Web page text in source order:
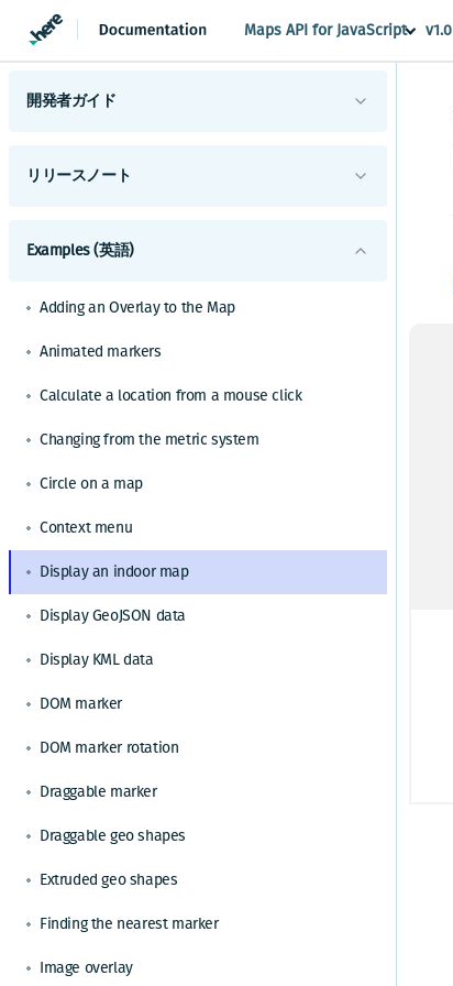
Maps API for JavaScript v1.0
開発者ガイド
サポートされているブラウザーとプラットフォ
HERE Maps API for JavaScriptの各バージョンを
マップタイプについて理解する
マーカーを追加する
ジオシェイプを使用する
カスタムの地政学的見解を適用する
ルートと経路を計算する
機能とモードを通じて地図表示をカスタマイズ
する
マップコントロールとUIでマップをカスタマイ
ズする
HERE Style Editorからエクスポートしたスタイ
インタラクティブなマップレイヤーを表示する
GeoJSONデータを表示する
日本のデータを含む地図を表示する
KMLで地図コンテンツを強化する
HERE Indoor Mapを統合する
ジオコーディングと住所の検索を解決する
Angularを使用してHERE Mapsを構築する
Reactを使用してHERE Mapsを構築する
TypeScriptを使用してHERE Mapsを構築する
HERE Maps API for Javascriptをバンドルしてパ
フォーマンスを最適化する
HERE Maps API for JavascriptとWebpackおよ
HERE Maps API for JavascriptとViteをバンド
効率的なマップレンダリングのためのベストプ
カスタムのドメイン名とサービスパスを設定す
る
GoogleからHERE Maps API for JavaScriptに切り
替える
GoogleからHERE Maps API for JavaScriptジオコ
ーディングに切り替える
GoogleからHERE Maps API for JavaScriptルート
リリースノート
機能と動作の変更
解決済みの問題
制限と回避策
ハイライト
Examples (英語)
Adding an Overlay to the Map
Animated markers
Calculate a location from a mouse click
Changing from the metric system
Circle on a map
Context menu
Display an indoor map
Display GeoJSON data
Display KML data
DOM marker
DOM marker rotation
Draggable marker
Draggable geo shapes
Extruded geo shapes
Finding the nearest marker
Image overlay